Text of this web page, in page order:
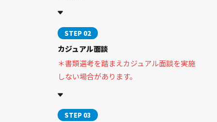
STEP 02
カジュアル面談
＊書類選考を踏まえカジュアル面談を実施
しない場合があります。
STEP 03